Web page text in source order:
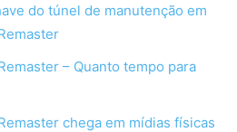
do túnel de manutenção em
– Quanto tempo para
chega em mídias físicas